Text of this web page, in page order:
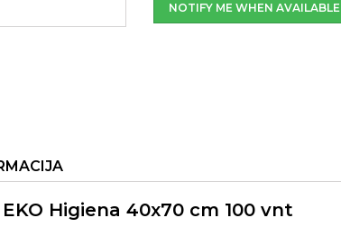
NOTIFY ME WHEN AVAILABLE
Higiena 40x70 cm 100 vnt